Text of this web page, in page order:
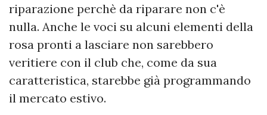
riparazione perchè da riparare non c'è
nulla. Anche le voci su alcuni elementi della
rosa pronti a lasciare non sarebbero
veritiere con il club che, come da sua
caratteristica, starebbe già programmando
il mercato estivo.